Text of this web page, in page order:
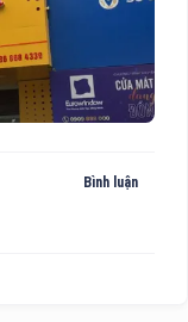
Bình luận